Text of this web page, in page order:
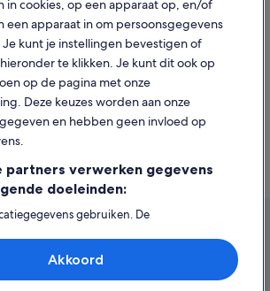
Autoverhuur-Opper-Karabach-
Huren
Autoverhuur-Nachitsjevan-
Huren
Autoverhuur-Ganja-Gazakh-
Huren
Autoverhuur-Regio-
Huren
Autoverhuur-
Huren
in cookies, op een apparaat op, en/of
een apparaat in om persoonsgegevens
kunt je instellingen bevestigen of
te klikken. Je kunt dit ook op
op de pagina met onze
Deze keuzes worden aan onze
en hebben geen invloed op
partners verwerken gegevens
doeleinden:
gebruiken. De
apparaat opslaan en/of openen.
advertenties en content, advertentie-
doelgroepenonderzoek en
Akkoord